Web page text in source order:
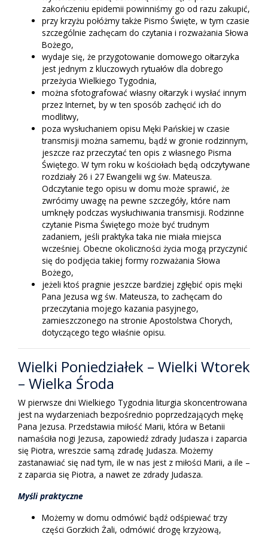
zakończeniu epidemii powinniśmy go od razu zakupić,
przy krzyżu połóżmy także Pismo Święte, w tym czasie
szczególnie zachęcam do czytania i rozważania Słowa
Bożego,
wydaje się, że przygotowanie domowego ołtarzyka
jest jednym z kluczowych rytuałów dla dobrego
przeżycia Wielkiego Tygodnia,
można sfotografować własny ołtarzyk i wysłać innym
przez Internet, by w ten sposób zachęcić ich do
modlitwy,
poza wysłuchaniem opisu Męki Pańskiej w czasie
transmisji można samemu, bądź w gronie rodzinnym,
jeszcze raz przeczytać ten opis z własnego Pisma
Świętego. W tym roku w kościołach będą odczytywane
rozdziały 26 i 27 Ewangelii wg św. Mateusza.
Odczytanie tego opisu w domu może sprawić, że
zwrócimy uwagę na pewne szczegóły, które nam
umknęły podczas wysłuchiwania transmisji. Rodzinne
czytanie Pisma Świętego może być trudnym
zadaniem, jeśli praktyka taka nie miała miejsca
wcześniej. Obecne okoliczności życia mogą przyczynić
się do podjęcia takiej formy rozważania Słowa
Bożego,
jeżeli ktoś pragnie jeszcze bardziej zgłębić opis męki
Pana Jezusa wg św. Mateusza, to zachęcam do
przeczytania mojego kazania pasyjnego,
zamieszczonego na stronie Apostolstwa Chorych,
dotyczącego tego właśnie opisu.
Wielki Poniedziałek – Wielki Wtorek
– Wielka Środa
W pierwsze dni Wielkiego Tygodnia liturgia skoncentrowana
jest na wydarzeniach bezpośrednio poprzedzających mękę
Pana Jezusa. Przedstawia miłość Marii, która w Betanii
namaściła nogi Jezusa, zapowiedź zdrady Judasza i zaparcia
się Piotra, wreszcie samą zdradę Judasza. Możemy
zastanawiać się nad tym, ile w nas jest z miłości Marii, a ile –
z zaparcia się Piotra, a nawet ze zdrady Judasza.
Myśli praktyczne
Możemy w domu odmówić bądź odśpiewać trzy
części Gorzkich Żali, odmówić drogę krzyżową,